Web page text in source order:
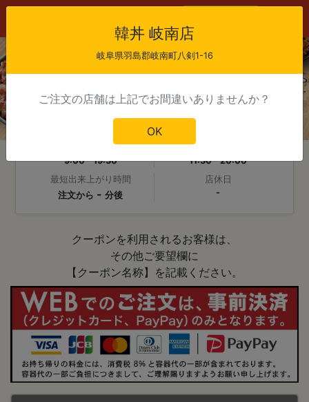
韓丼 岐南店
岐阜県羽島郡岐南町八剣1-16
ご注文の店舗は上記でお間違いありませんか？
OK
当日注文受付時間
9:00 - 19:30
受け取り可能時間
11:30 - 20:00
最短出来上がり時間
注文から - 分後
店休日
-
クーポンを利用されるお客様は、
その他ご要望欄に
【クーポン名称】を記載ください。